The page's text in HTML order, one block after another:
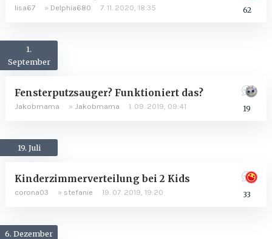
62
lisa67 » Delphia680 7. 11. 2020, 18:35
1.
September
19
Fensterputzsauger? Funktioniert das?
Jakobmama » Jakobmama 1. 09. 2019, 09:41
19. Juli
33
Kinderzimmerverteilung bei 2 Kids
corona03 » stefanie 19. 07. 2019, 19:20
6. Dezember